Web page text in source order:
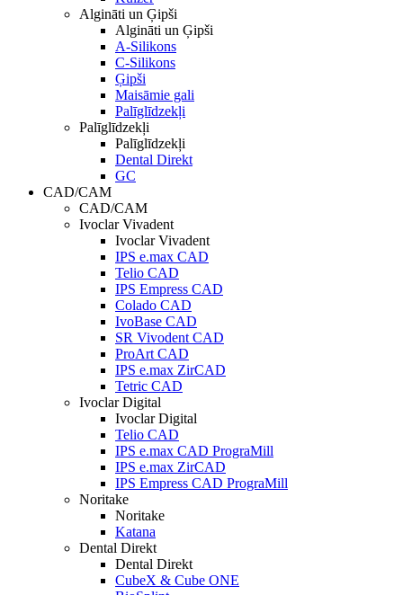
Algināti un Ģipši
Algināti un Ģipši
A-Silikons
C-Silikons
Ģipši
Maisāmie gali
Palīglīdzekļi
Palīglīdzekļi
Palīglīdzekļi
Dental Direkt
GC
CAD/CAM
CAD/CAM
Ivoclar Vivadent
Ivoclar Vivadent
IPS e.max CAD
Telio CAD
IPS Empress CAD
Colado CAD
IvoBase CAD
SR Vivodent CAD
ProArt CAD
IPS e.max ZirCAD
Tetric CAD
Ivoclar Digital
Ivoclar Digital
Telio CAD
IPS e.max CAD PrograMill
IPS e.max ZirCAD
IPS Empress CAD PrograMill
Noritake
Noritake
Katana
Dental Direkt
Dental Direkt
CubeX & Cube ONE